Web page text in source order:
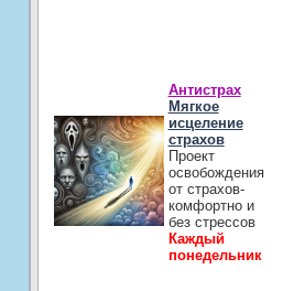
Антистрах
Мягкое
исцеление
страхов
Проект
освобождения
от страхов-
комфортно и
без стрессов
Каждый
понедельник